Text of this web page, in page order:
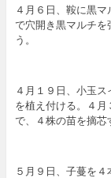
４月６日、鞍に黒
で穴開き黒マルチ
う。
４月１９日、小玉
を植え付ける。４
で、４株の苗を摘芯
５月９日、子蔓を